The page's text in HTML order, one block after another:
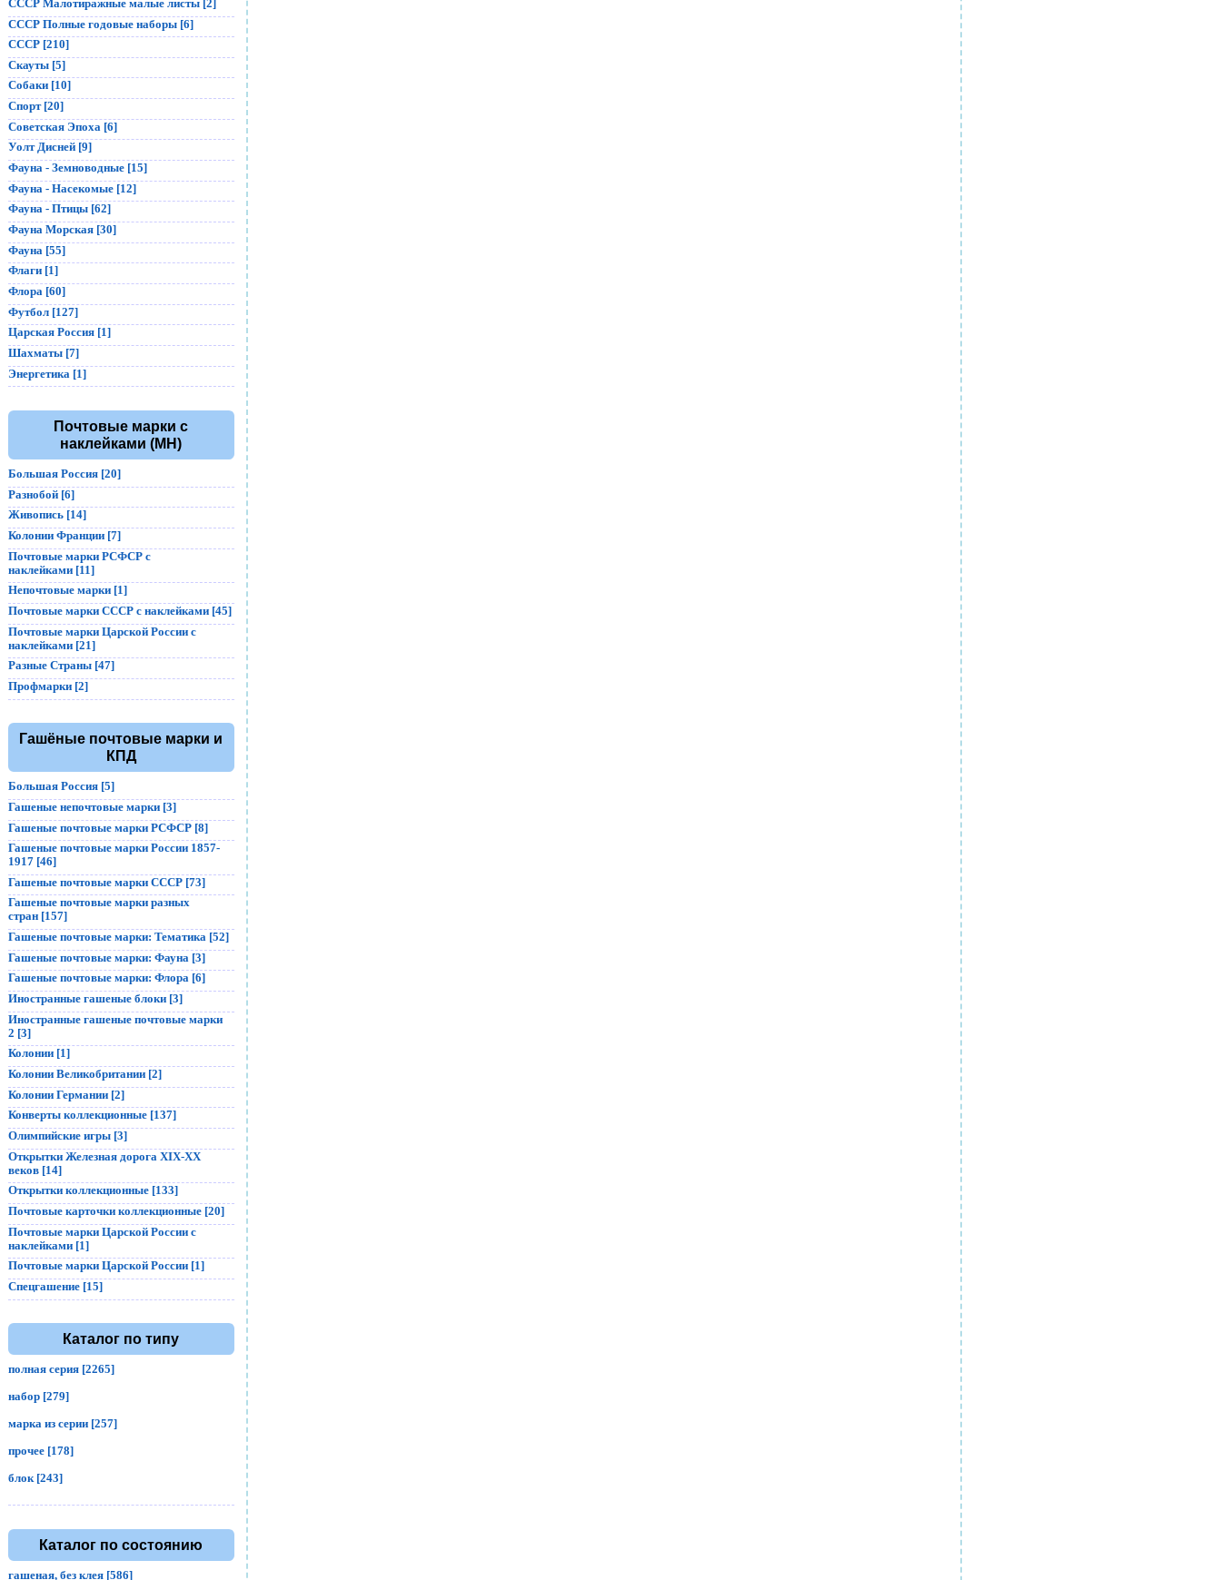
СССР Малотиражные малые листы [2]
СССР Полные годовые наборы [6]
СССР [210]
Скауты [5]
Собаки [10]
Спорт [20]
Советская Эпоха [6]
Уолт Дисней [9]
Фауна - Земноводные [15]
Фауна - Насекомые [12]
Фауна - Птицы [62]
Фауна Морская [30]
Фауна [55]
Флаги [1]
Флора [60]
Футбол [127]
Царская Россия [1]
Шахматы [7]
Энергетика [1]
Почтовые марки с
наклейками (MH)
Большая Россия [20]
Разнобой [6]
Живопись [14]
Колонии Франции [7]
Почтовые марки РСФСР с
наклейками [11]
Непочтовые марки [1]
Почтовые марки СССР с наклейками [45]
Почтовые марки Царской России с
наклейками [21]
Разные Страны [47]
Профмарки [2]
Гашёные почтовые марки и
КПД
Большая Россия [5]
Гашеные непочтовые марки [3]
Гашеные почтовые марки РСФСР [8]
Гашеные почтовые марки России 1857-
1917 [46]
Гашеные почтовые марки СССР [73]
Гашеные почтовые марки разных
стран [157]
Гашеные почтовые марки: Тематика [52]
Гашеные почтовые марки: Фауна [3]
Гашеные почтовые марки: Флора [6]
Иностранные гашеные блоки [3]
Иностранные гашеные почтовые марки
2 [3]
Колонии [1]
Колонии Великобритании [2]
Колонии Германии [2]
Конверты коллекционные [137]
Олимпийские игры [3]
Открытки Железная дорога XIX-XX
веков [14]
Открытки коллекционные [133]
Почтовые карточки коллекционные [20]
Почтовые марки Царской России с
наклейками [1]
Почтовые марки Царской России [1]
Спецгашение [15]
Каталог по типу
полная серия [2265]
набор [279]
марка из серии [257]
прочее [178]
блок [243]
Каталог по состоянию
гашеная, без клея [586]